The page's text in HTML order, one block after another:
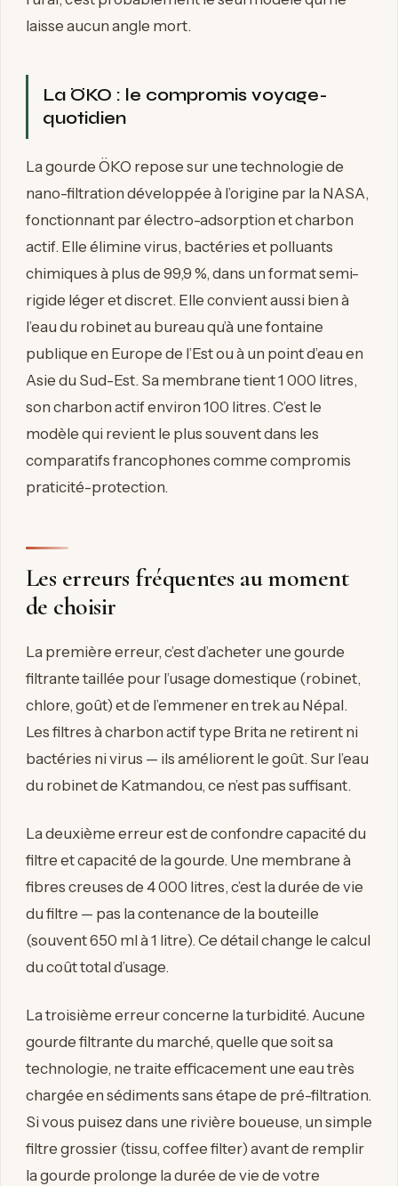
laisse aucun angle mort.
La ÖKO : le compromis voyage-
quotidien
La gourde ÖKO repose sur une technologie de
nano-filtration développée à l’origine par la NASA,
fonctionnant par électro-adsorption et charbon
actif. Elle élimine virus, bactéries et polluants
chimiques à plus de 99,9 %, dans un format semi-
rigide léger et discret. Elle convient aussi bien à
l’eau du robinet au bureau qu’à une fontaine
publique en Europe de l’Est ou à un point d’eau en
Asie du Sud-Est. Sa membrane tient 1 000 litres,
son charbon actif environ 100 litres. C’est le
modèle qui revient le plus souvent dans les
comparatifs francophones comme compromis
praticité-protection.
Les erreurs fréquentes au moment
de choisir
La première erreur, c’est d’acheter une gourde
filtrante taillée pour l’usage domestique (robinet,
chlore, goût) et de l’emmener en trek au Népal.
Les filtres à charbon actif type Brita ne retirent ni
bactéries ni virus — ils améliorent le goût. Sur l’eau
du robinet de Katmandou, ce n’est pas suffisant.
La deuxième erreur est de confondre capacité du
filtre et capacité de la gourde. Une membrane à
fibres creuses de 4 000 litres, c’est la durée de vie
du filtre — pas la contenance de la bouteille
(souvent 650 ml à 1 litre). Ce détail change le calcul
du coût total d’usage.
La troisième erreur concerne la turbidité. Aucune
gourde filtrante du marché, quelle que soit sa
technologie, ne traite efficacement une eau très
chargée en sédiments sans étape de pré-filtration.
Si vous puisez dans une rivière boueuse, un simple
filtre grossier (tissu, coffee filter) avant de remplir
la gourde prolonge la durée de vie de votre